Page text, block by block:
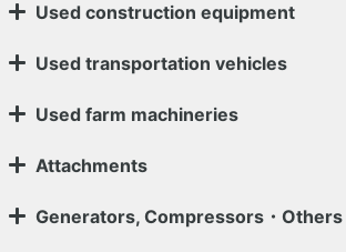
Used construction equipment
Used transportation vehicles
Used farm machineries
Attachments
Generators, Compressors・Others